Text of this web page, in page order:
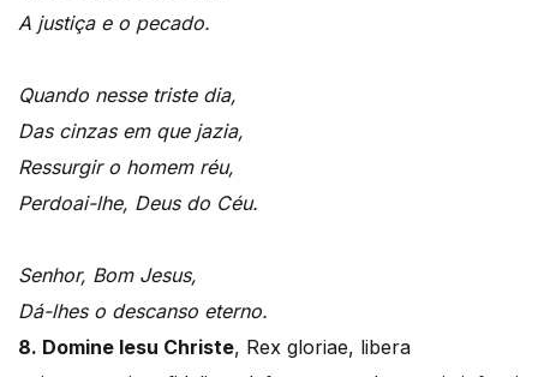
A justiça e o pecado.
Quando nesse triste dia,
Das cinzas em que jazia,
Ressurgir o homem réu,
Perdoai-lhe, Deus do Céu.
Senhor, Bom Jesus,
Dá-lhes o descanso eterno.
8. Domine Iesu Christe, Rex gloriae, libera